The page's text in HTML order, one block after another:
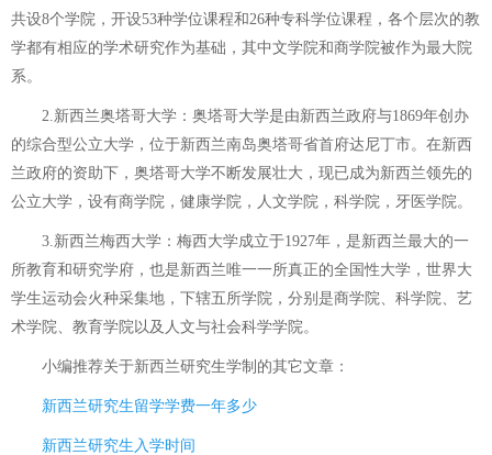
共设8个学院，开设53种学位课程和26种专科学位课程，各个层次的教
学都有相应的学术研究作为基础，其中文学院和商学院被作为最大院
系。
2.新西兰奥塔哥大学：奥塔哥大学是由新西兰政府与1869年创办
的综合型公立大学，位于新西兰南岛奥塔哥省首府达尼丁市。在新西
兰政府的资助下，奥塔哥大学不断发展壮大，现已成为新西兰领先的
公立大学，设有商学院，健康学院，人文学院，科学院，牙医学院。
3.新西兰梅西大学：梅西大学成立于1927年，是新西兰最大的一
所教育和研究学府，也是新西兰唯一一所真正的全国性大学，世界大
学生运动会火种采集地，下辖五所学院，分别是商学院、科学院、艺
术学院、教育学院以及人文与社会科学学院。
小编推荐关于新西兰研究生学制 的其它文章：
新西兰研究生留学学费一年多少
新西兰研究生入学时间